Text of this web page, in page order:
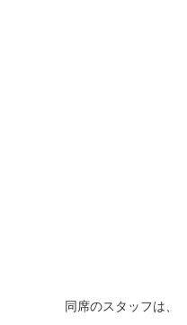
同席のスタッフは、